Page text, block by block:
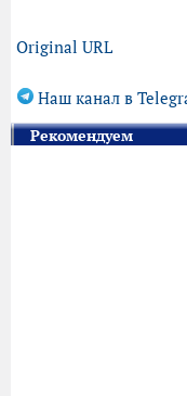
Original URL
Наш канал в
Рекомендуем